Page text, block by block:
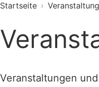
Startseite ›
Veranstaltungen